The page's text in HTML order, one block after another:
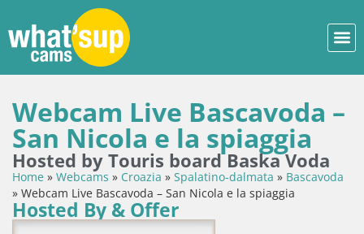
Webcam Live Bascavoda –
San Nicola e la spiaggia
Hosted by Touris board Baska Voda
Home » Webcams » Croazia » Spalatino-dalmata » Bascavoda
» Webcam Live Bascavoda – San Nicola e la spiaggia
Hosted By & Offer